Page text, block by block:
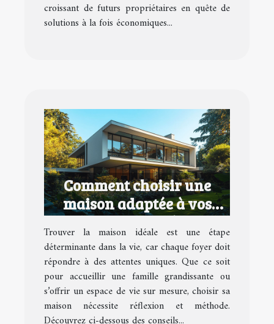
croissant de futurs propriétaires en quête de
solutions à la fois économiques...
Comment choisir une
maison adaptée à vos
besoins et goûts
Trouver la maison idéale est une étape
déterminante dans la vie, car chaque foyer doit
répondre à des attentes uniques. Que ce soit
pour accueillir une famille grandissante ou
s’offrir un espace de vie sur mesure, choisir sa
maison nécessite réflexion et méthode.